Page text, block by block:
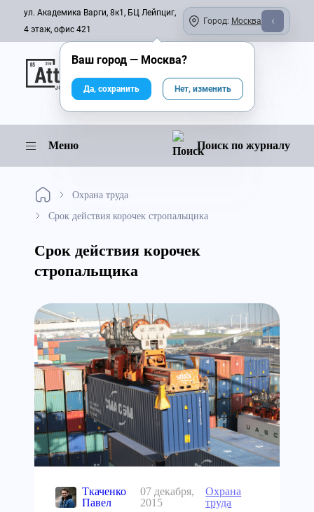
ул. Академика Варги, 8к1, БЦ Лейпциг,
4 этаж, офис 421
Город: Москва
Онлайн-журнал
Меню Поиск по журналу
Охрана труда
Срок действия корочек стропальщика
Срок действия корочек
стропальщика
Ткаченко
Павел
07 декабря,
2015
Охрана
труда
Ваш город — Москва?
Да, сохранить Нет, изменить